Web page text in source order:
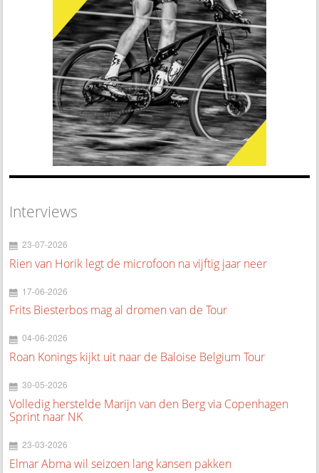
Interviews
23-07-2026
Rien van Horik legt de microfoon na vijftig jaar neer
17-06-2026
Frits Biesterbos mag al dromen van de Tour
04-06-2026
Roan Konings kijkt uit naar de Baloise Belgium Tour
30-05-2026
Volledig herstelde Marijn van den Berg via Copenhagen
Sprint naar NK
23-03-2026
Elmar Abma wil seizoen lang kansen pakken